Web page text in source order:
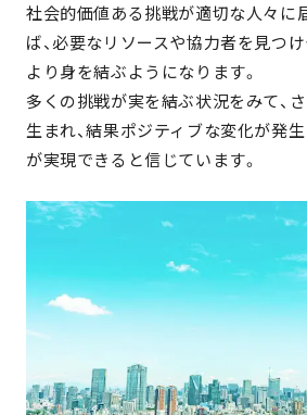
社会的価値ある挑戦が適切な人々に
ば、必要なリソースや協力者を見つ
より身を結ぶようになります。
多くの挑戦が実を結ぶ状況をみて、
生まれ、結果ポジティブな変化が発
が実現できると信じています。